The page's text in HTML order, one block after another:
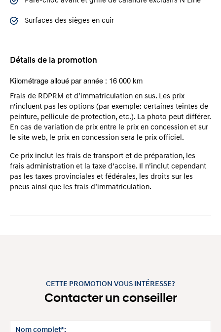
Surfaces des sièges en cuir
Détails de la promotion
Kilométrage alloué par année : 16 000 km
Frais de RDPRM et d’immatriculation en sus. Les prix
n’incluent pas les options (par exemple: certaines teintes de
peinture, pellicule de protection, etc.). La photo peut différer.
En cas de variation de prix entre le prix en concession et sur
le site web, le prix en concession sera le prix officiel.
Ce prix inclut les frais de transport et de préparation, les
frais administration et la taxe d’accise. Il n’inclut cependant
pas les taxes provinciales et fédérales, les droits sur les
pneus ainsi que les frais d’immatriculation.
CETTE PROMOTION VOUS INTÉRESSE?
Contacter un conseiller
Nom complet*: